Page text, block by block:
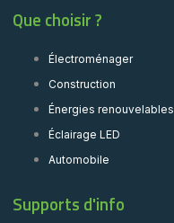
Que choisir ?
Électroménager
Construction
Énergies renouvelables
Éclairage LED
Automobile
Supports d'info